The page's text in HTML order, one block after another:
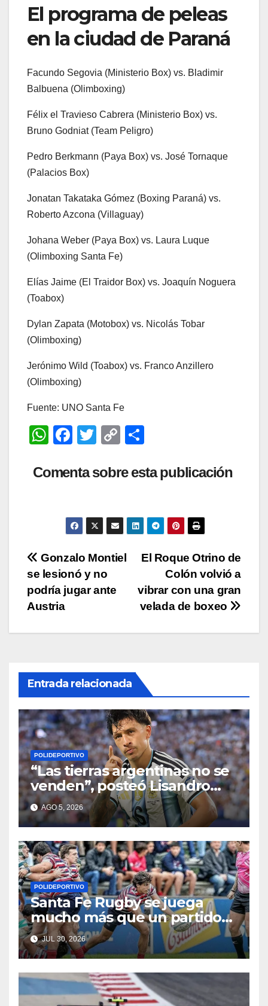
El programa de peleas
en la ciudad de Paraná
Facundo Segovia (Ministerio Box) vs. Bladimir
Balbuena (Olimboxing)
Félix el Travieso Cabrera (Ministerio Box) vs.
Bruno Godniat (Team Peligro)
Pedro Berkmann (Paya Box) vs. José Tornaque
(Palacios Box)
Jonatan Takataka Gómez (Boxing Paraná) vs.
Roberto Azcona (Villaguay)
Johana Weber (Paya Box) vs. Laura Luque
(Olimboxing Santa Fe)
Elías Jaime (El Traidor Box) vs. Joaquín Noguera
(Toabox)
Dylan Zapata (Motobox) vs. Nicolás Tobar
(Olimboxing)
Jerónimo Wild (Toabox) vs. Franco Anzillero
(Olimboxing)
Fuente: UNO Santa Fe
W
at
F
c
b
o
o
k
T
tt
C
p
Li
n
k
m
ar
tir
Comenta sobre esta publicación
Navegación
de
entradas
El Roque Otrino de
Colón volvió a
vibrar con una gran
velada de boxeo
Gonzalo Montiel
se lesionó y no
podría jugar ante
Austria
Entrada relacionada
POLIDEPORTIVO
“Las tierras argentinas no se
venden”, posteó Lisandro
Martínez
AGO 5, 2026
POLIDEPORTIVO
Santa Fe Rugby se juega
mucho más que un partido
en Córdoba
JUL 30, 2026